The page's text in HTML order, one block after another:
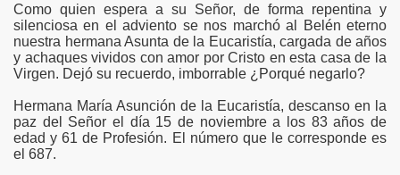
Como quien espera a su Señor, de forma repentina y
silenciosa en el adviento se nos marchó al Belén eterno
nuestra hermana Asunta de la Eucaristía, cargada de años
y achaques vividos con amor por Cristo en esta casa de la
Virgen. Dejó su recuerdo, imborrable ¿Porqué negarlo?
Hermana María Asunción de la Eucaristía, descanso en la
paz del Señor el día 15 de noviembre a los 83 años de
edad y 61 de Profesión. El número que le corresponde es
el 687.